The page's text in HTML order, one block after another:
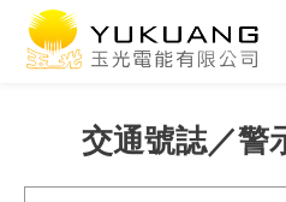
交通號誌／警首頁